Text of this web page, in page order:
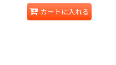
カートに入れる